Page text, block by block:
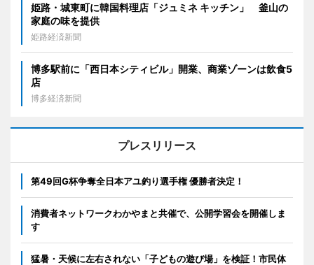
姫路・城東町に韓国料理店「ジュミネ キッチン」 釜山の
家庭の味を提供
姫路経済新聞
博多駅前に「西日本シティビル」開業、商業ゾーンは飲食5
店
博多経済新聞
プレスリリース
第49回G杯争奪全日本アユ釣り選手権 優勝者決定！
消費者ネットワークわかやまと共催で、公開学習会を開催しま
す
猛暑・天候に左右されない「子どもの遊び場」を検証！市民体